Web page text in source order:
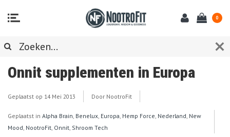
0
Onnit supplementen in Europa
Geplaatst op 14 Mei 2013 Door NootroFit
Geplaatst in Alpha Brain Benelux Europa Hemp Force Nederland New
Mood NootroFit Onnit Shroom Tech